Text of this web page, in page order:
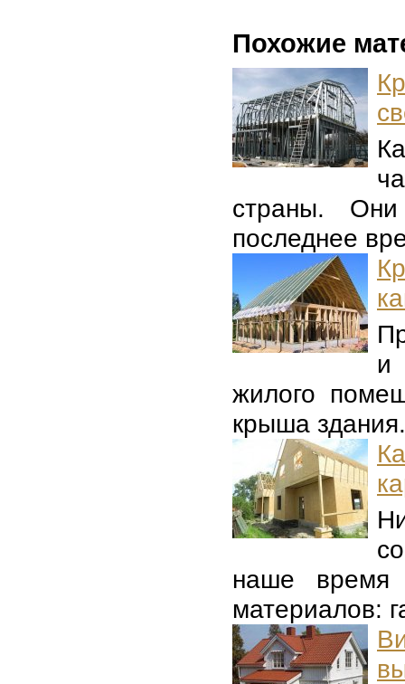
Похожие
страны. Они
последнее
и
жилого
крыша
наше время
материалов: